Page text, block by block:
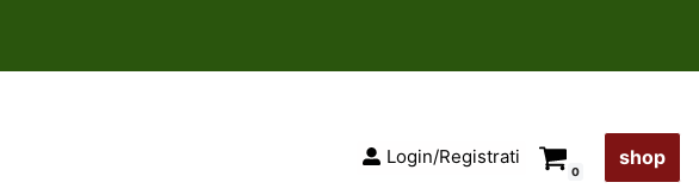
Login/Registrati
0
shop